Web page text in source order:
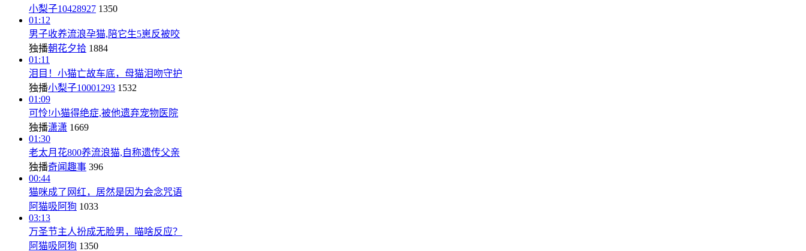
小梨子10428927 1350
01:12
男子收养流浪孕猫,陪它生5崽反被咬
独播朝花夕拾 1884
01:11
泪目！小猫亡故车底，母猫泪吻守护
独播小梨子10001293 1532
01:09
可怜!小猫得绝症,被他遗弃宠物医院
独播潇潇 1669
01:30
老太月花800养流浪猫,自称遗传父亲
独播奇闻趣事 396
00:44
猫咪成了网红，居然是因为会念咒语
阿猫吸阿狗 1033
03:13
万圣节主人扮成无脸男，喵啥反应？
阿猫吸阿狗 1350